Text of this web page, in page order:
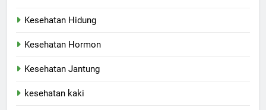
Kesehatan Hidung
Kesehatan Hormon
Kesehatan Jantung
kesehatan kaki